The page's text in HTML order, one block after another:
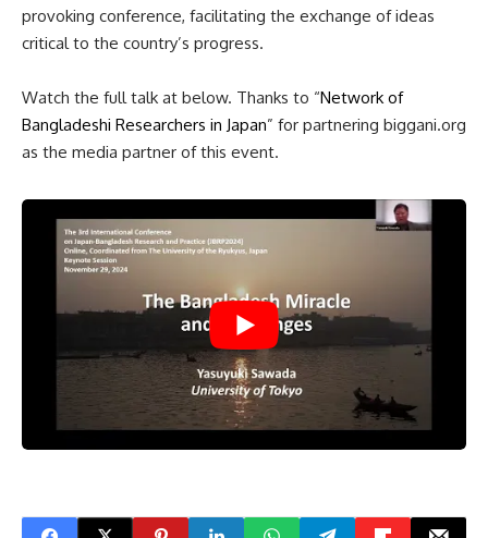
provoking conference, facilitating the exchange of ideas
critical to the country’s progress.
Watch the full talk at below. Thanks to “Network of
Bangladeshi Researchers in Japan” for partnering biggani.org
as the media partner of this event.